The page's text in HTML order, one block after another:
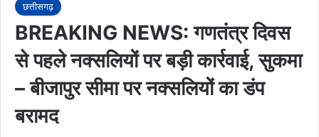
छत्तीसगढ़
BREAKING NEWS: गणतंत्र दिवस
से पहले नक्सलियों पर बड़ी कार्रवाई, सुकमा
– बीजापुर सीमा पर नक्सलियों का डंप
बरामद